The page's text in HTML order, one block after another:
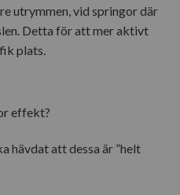
utrymmen, vid springor där
Detta för att mer aktivt
plats.
effekt?
hävdat att dessa är ”helt